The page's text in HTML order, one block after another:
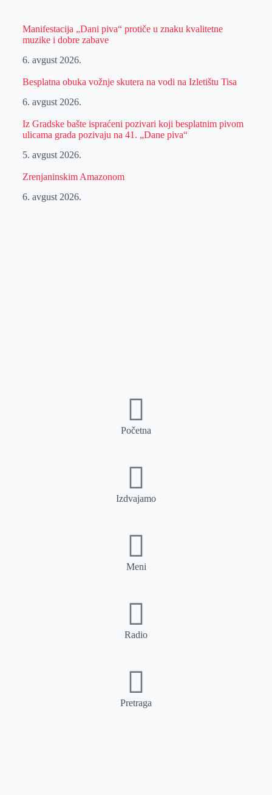
Manifestacija „Dani piva“ protiče u znaku kvalitetne
muzike i dobre zabave
6. avgust 2026.
Besplatna obuka vožnje skutera na vodi na Izletištu Tisa
6. avgust 2026.
Iz Gradske bašte ispraćeni pozivari koji besplatnim pivom
ulicama grada pozivaju na 41. „Dane piva“
5. avgust 2026.
Zrenjaninskim Amazonom
6. avgust 2026.
Početna
Izdvajamo
Meni
Radio
Pretraga